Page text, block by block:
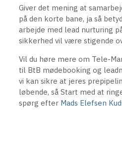
Giver det mening at
på den korte bane, ja så
arbejde med lead nurturing
sikkerhed vil være stigende
Vil du høre mere om Tele-
til BtB mødebooking og
vi kan sikre at jeres
løbende, så Start med at
spørg efter Mads Elefsen